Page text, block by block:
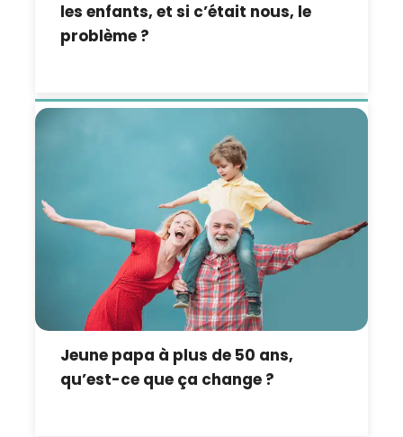
les enfants, et si c’était nous, le
problème ?
Jeune papa à plus de 50 ans,
qu’est-ce que ça change ?